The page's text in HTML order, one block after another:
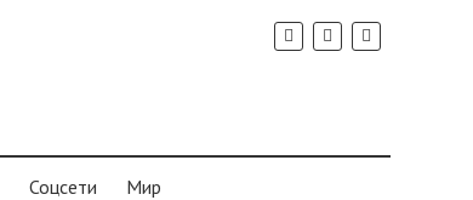
Соцсети Мир